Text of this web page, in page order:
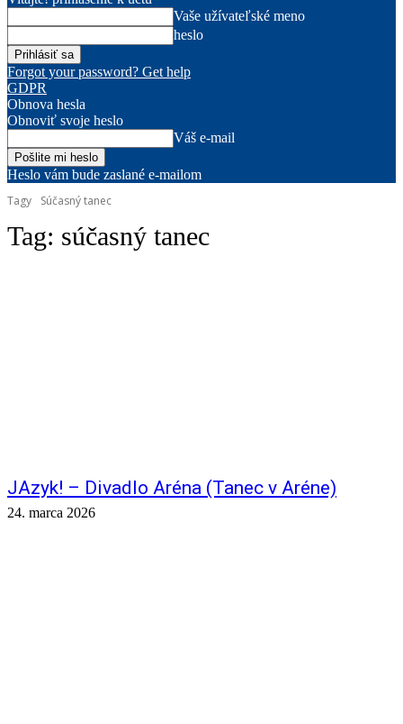
Vaše užívateľské meno
heslo
Forgot your password? Get help
GDPR
Obnova hesla
Obnoviť svoje heslo
Váš e-mail
Heslo vám bude zaslané e-mailom
Tagy
Súčasný tanec
Tag: súčasný tanec
JAzyk! – Divadlo Aréna (Tanec v Aréne)
24. marca 2026